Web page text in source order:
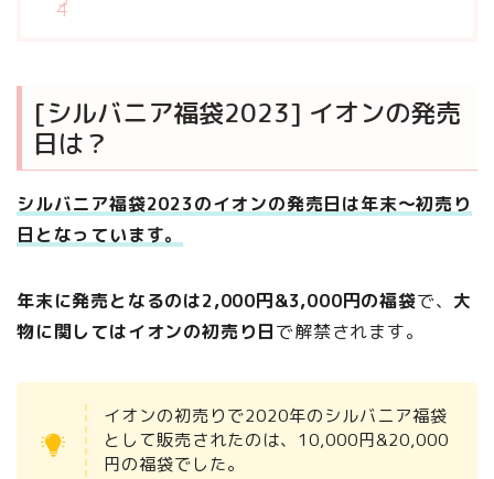
[シルバニア福袋2023] イオンの発売
日は？
シルバニア福袋2023のイオンの発売日は年末〜初売り
日となっています。
年末に発売となるのは2,000円&3,000円の福袋で、 大
物に関してはイオンの初売り日で解禁されます。
イオンの初売りで2020年のシルバニア福袋
として販売されたのは、10,000円&20,000
円の福袋でした。